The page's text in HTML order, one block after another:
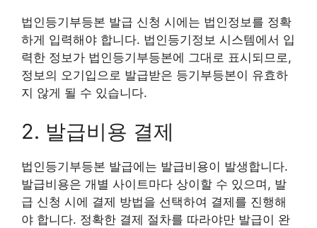
법인등기부등본 발급 신청 시에는 법인정보를 정확
하게 입력해야 합니다. 법인등기정보 시스템에서 입
력한 정보가 법인등기부등본에 그대로 표시되므로,
정보의 오기입으로 발급받은 등기부등본이 유효하
지 않게 될 수 있습니다.
2. 발급비용 결제
법인등기부등본 발급에는 발급비용이 발생합니다.
발급비용은 개별 사이트마다 상이할 수 있으며, 발
급 신청 시에 결제 방법을 선택하여 결제를 진행해
야 합니다. 정확한 결제 절차를 따라야만 발급이 완